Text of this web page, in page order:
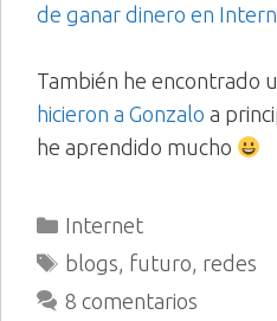
de ganar dinero en
También he encontrado
hicieron a Gonzalo a
he aprendido mucho
Categorías
Internet
Etiquetas
blogs, futuro, redes
8 comentarios